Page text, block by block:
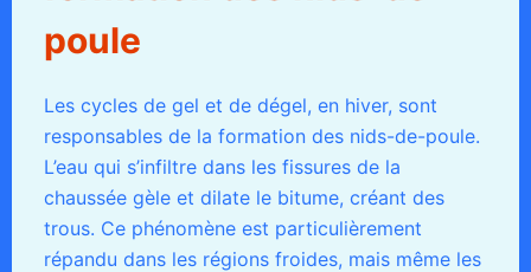
poule
Les cycles de gel et de dégel, en hiver, sont
responsables de la formation des nids-de-poule.
L’eau qui s’infiltre dans les fissures de la
chaussée gèle et dilate le bitume, créant des
trous. Ce phénomène est particulièrement
répandu dans les régions froides, mais même les